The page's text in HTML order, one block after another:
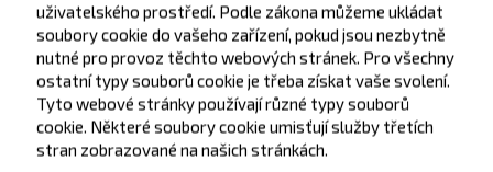
Zelva
Brest nad Bugem
Koupit
Zelva
uživatelského prostředí. Podle zákona můžeme ukládat
soubory cookie do vašeho zařízení, pokud jsou nezbytně
nutné pro provoz těchto webových stránek. Pro všechny
ostatní typy souborů cookie je třeba získat vaše svolení.
Tyto webové stránky používají různé typy souborů
cookie. Některé soubory cookie umisťují služby třetích
stran zobrazované na našich stránkách.